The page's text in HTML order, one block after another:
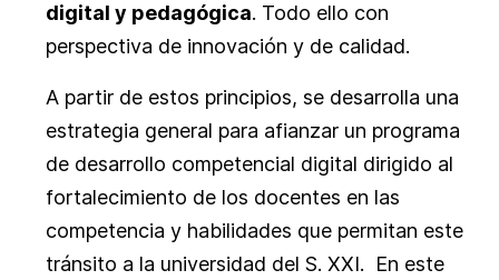
digital y pedagógica. Todo ello con
perspectiva de innovación y de calidad.
A partir de estos principios, se desarrolla una
estrategia general para afianzar un programa
de desarrollo competencial digital dirigido al
fortalecimiento de los docentes en las
competencia y habilidades que permitan este
tránsito a la universidad del S. XXI. En este